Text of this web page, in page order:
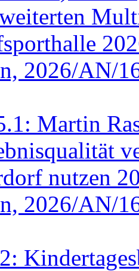
2026/AN/
Martin
nutzen
2026/AN/